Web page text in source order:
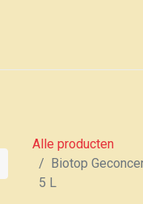
Alle producten
Biotop
5 L